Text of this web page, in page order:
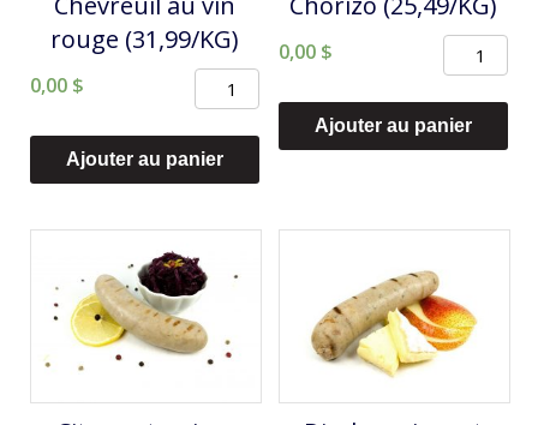
rouge (31,99/KG)
0,00 $
quantité
de
Chevreuil
au
vin
rouge
(31,99/KG)
Ajouter au panier
0,00 $
quantité
de
Chorizo
(25,49/KG)
Ajouter au panier